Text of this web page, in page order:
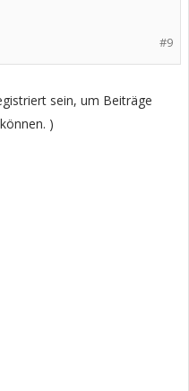
#9
sein, um Beiträge
)